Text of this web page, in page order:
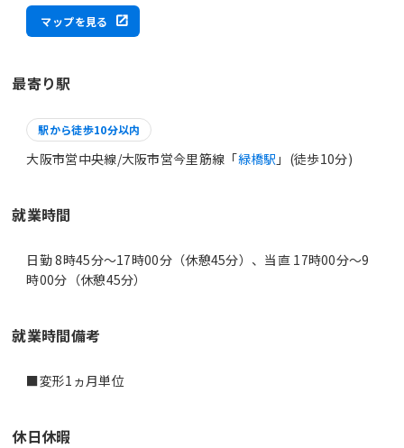
マップを見る
最寄り駅
駅から徒歩10分以内
大阪市営中央線/大阪市営今里筋線「緑橋駅 」(徒歩10分)
就業時間
日勤 8時45分〜17時00分（休憩45分）、当直 17時00分〜9
時00分（休憩45分）
就業時間備考
■変形1ヵ月単位
休日休暇